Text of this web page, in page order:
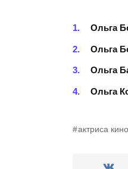
Ольга
Ольга
Ольга
Ольга
актриса кино